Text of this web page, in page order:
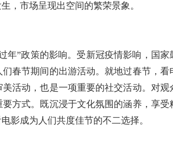
，市场呈现出空间的繁荣景象。
年”政策的影响。受新冠疫情影响，国家
春节期间的出游活动。就地过春节，看
活动，也是一项重要的社交活动。对观
方式。既沉浸于文化氛围的涵养，享受
影成为人们共度佳节的不二选择。